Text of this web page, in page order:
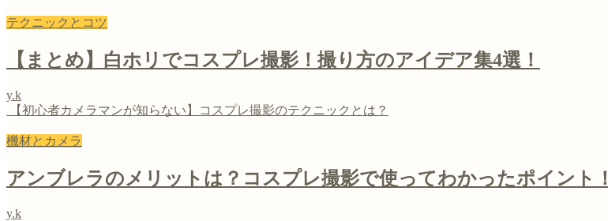
テクニックとコツ
【まとめ】白ホリでコスプレ撮影！撮り方のアイデア集4選！
y.k
【初心者カメラマンが知らない】コスプレ撮影のテクニックとは？
機材とカメラ
アンブレラのメリットは？コスプレ撮影で使ってわかったポイント！
y.k